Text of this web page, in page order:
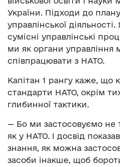
України. Підходи до
управлінської
сумісні управлінські
ми як органи управління
співпрацювати з НАТО.
Капітан 1 рангу каже, що
стандарти НАТО, окрім
глибинної тактики.
— Бо ми застосовуємо не
як у НАТО. І досвід
знання, як можна
засоби інакше, щоб